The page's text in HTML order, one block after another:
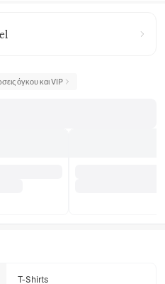
όγκου και VIP
T-Shirts